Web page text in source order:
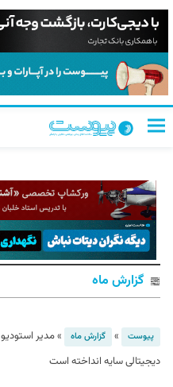
گزارش ماه
پیوست » گزارش ماه »مدیر
دیجیتالی سایه انداخته است